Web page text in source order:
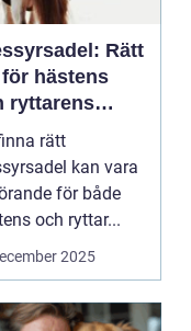
Rätt
hästens
ryttarens
balans
rätt
kan vara
för både
och ryttar...
2025